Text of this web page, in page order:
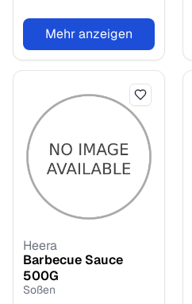
Mehr anzeigen
Heera
Barbecue Sauce
500G
Soßen